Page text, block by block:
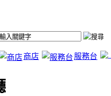
商店 服務台